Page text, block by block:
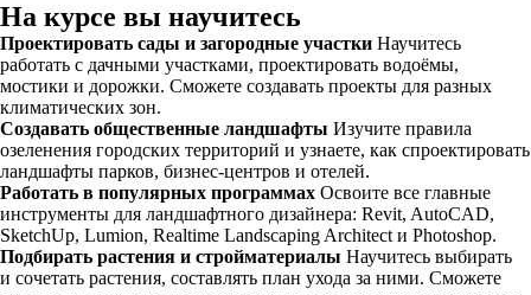
На курсе вы научитесь
Проектировать сады и загородные участки Научитесь
работать с дачными участками, проектировать водоёмы,
мостики и дорожки. Сможете создавать проекты для разных
климатических зон.
Создавать общественные ландшафты Изучите правила
озеленения городских территорий и узнаете, как спроектировать
ландшафты парков, бизнес-центров и отелей.
Работать в популярных программах Освоите все главные
инструменты для ландшафтного дизайнера: Revit, AutoCAD,
SketchUp, Lumion, Realtime Landscaping Architect и Photoshop.
Подбирать растения и стройматериалы Научитесь выбирать
и сочетать растения, составлять план ухода за ними. Сможете